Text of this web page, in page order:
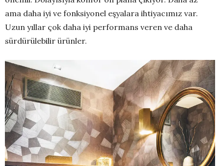
ama daha iyi ve fonksiyonel eşyalara ihtiyacımız var.
Uzun yıllar çok daha iyi performans veren ve daha
sürdürülebilir ürünler.